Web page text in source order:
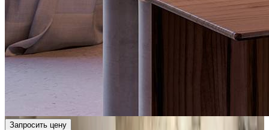
Запросить цену